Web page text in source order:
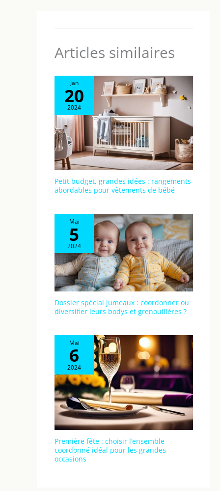
Articles similaires
Jan
20
2024
Petit budget, grandes idées : rangements
abordables pour vêtements de bébé
Mai
5
2024
Dossier spécial jumeaux : coordonner ou
diversifier leurs bodys et grenouillères ?
Mai
6
2024
Première fête : choisir l’ensemble
coordonné idéal pour les grandes
occasions